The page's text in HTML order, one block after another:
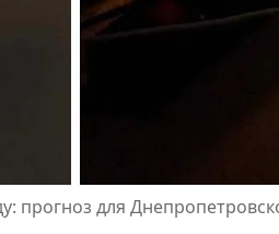
прогноз для